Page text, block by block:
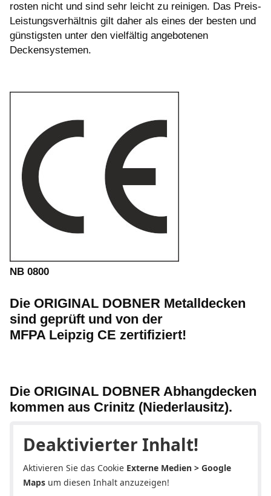
rosten nicht und sind sehr leicht zu reinigen. Das Preis-
Leistungsverhältnis gilt daher als eines der besten und
günstigsten unter den vielfältig angebotenen
Deckensystemen.
NB 0800
Die ORIGINAL DOBNER Metalldecken
sind geprüft und von der
MFPA Leipzig CE zertifiziert!
Die ORIGINAL DOBNER Abhangdecken
kommen aus Crinitz (Niederlausitz).
Deaktivierter Inhalt!
Aktivieren Sie das Cookie Externe Medien > Google
Maps um diesen Inhalt anzuzeigen!